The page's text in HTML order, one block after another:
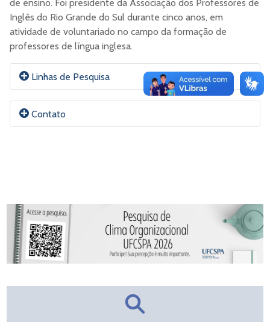
de ensino. Foi presidente da Associação dos Professores de
Inglês do Rio Grande do Sul durante cinco anos, em
atividade de voluntariado no campo da formação de
professores de língua inglesa.
Linhas de Pesquisa
Inglês como Meio de Educação no Ensino Superior;
Escrita Acadêmica, Ensino de Língua para Propósitos
Contato
Lattes
Site